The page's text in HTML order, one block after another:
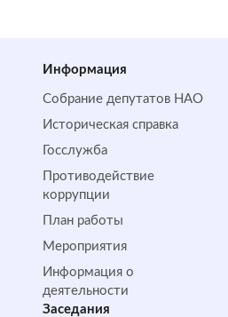
Информация
Собрание депутатов НАО
Историческая справка
Госслужба
Противодействие
коррупции
План работы
Мероприятия
Информация о
деятельности
Заседания